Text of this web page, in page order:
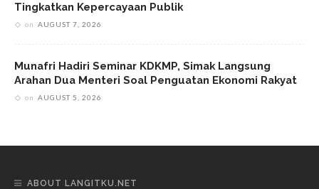
Tingkatkan Kepercayaan Publik
on AUGUST 7, 2026
Munafri Hadiri Seminar KDKMP, Simak Langsung
Arahan Dua Menteri Soal Penguatan Ekonomi Rakyat
on AUGUST 5, 2026
ABOUT LANGITKU.NET